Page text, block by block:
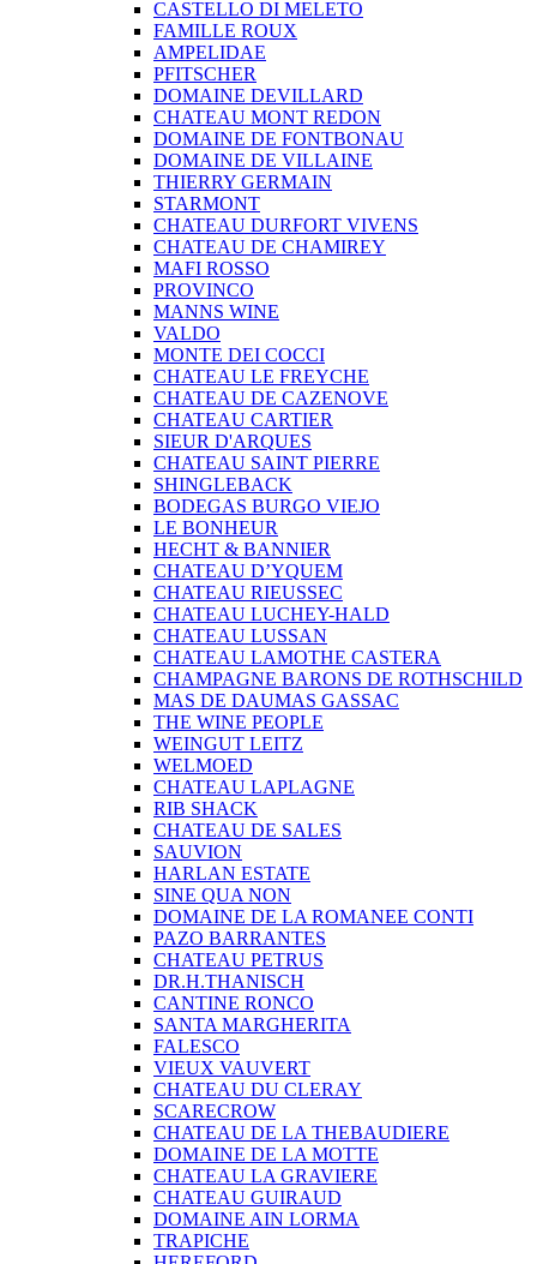
CASTELLO DI MELETO
FAMILLE ROUX
AMPELIDAE
PFITSCHER
DOMAINE DEVILLARD
CHATEAU MONT REDON
DOMAINE DE FONTBONAU
DOMAINE DE VILLAINE
THIERRY GERMAIN
STARMONT
CHATEAU DURFORT VIVENS
CHATEAU DE CHAMIREY
MAFI ROSSO
PROVINCO
MANNS WINE
VALDO
MONTE DEI COCCI
CHATEAU LE FREYCHE
CHATEAU DE CAZENOVE
CHATEAU CARTIER
SIEUR D'ARQUES
CHATEAU SAINT PIERRE
SHINGLEBACK
BODEGAS BURGO VIEJO
LE BONHEUR
HECHT & BANNIER
CHATEAU D’YQUEM
CHATEAU RIEUSSEC
CHATEAU LUCHEY-HALD
CHATEAU LUSSAN
CHATEAU LAMOTHE CASTERA
CHAMPAGNE BARONS DE ROTHSCHILD
MAS DE DAUMAS GASSAC
THE WINE PEOPLE
WEINGUT LEITZ
WELMOED
CHATEAU LAPLAGNE
RIB SHACK
CHATEAU DE SALES
SAUVION
HARLAN ESTATE
SINE QUA NON
DOMAINE DE LA ROMANEE CONTI
PAZO BARRANTES
CHATEAU PETRUS
DR.H.THANISCH
CANTINE RONCO
SANTA MARGHERITA
FALESCO
VIEUX VAUVERT
CHATEAU DU CLERAY
SCARECROW
CHATEAU DE LA THEBAUDIERE
DOMAINE DE LA MOTTE
CHATEAU LA GRAVIERE
CHATEAU GUIRAUD
DOMAINE AIN LORMA
TRAPICHE